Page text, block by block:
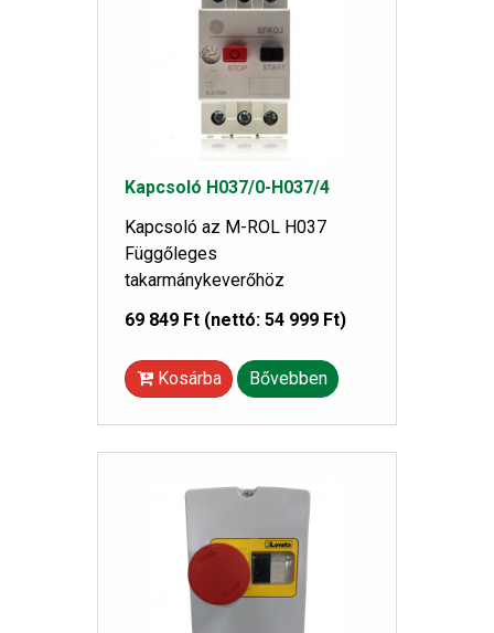
Kapcsoló H037/0-H037/4
Kapcsoló az M-ROL H037
Függőleges
takarmánykeverőhöz
69 849 Ft (nettó: 54 999 Ft)
Kosárba Bővebben